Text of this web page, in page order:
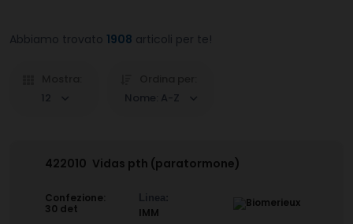
Abbiamo trovato 1908 articoli per te!
12
Nome: A-Z
422010 Vidas pth (paratormone)
Confezione:
30 det
Linea:
IMM